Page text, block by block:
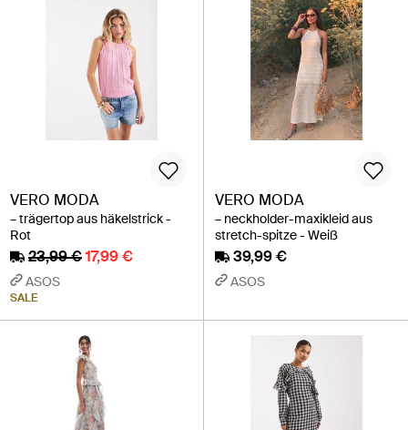
VERO MODA
– trägertop aus häkelstrick -
Rot
23,99 €17,99 €
ASOS
SALE
VERO MODA
– neckholder-maxikleid aus
stretch-spitze - Weiß
39,99 €
ASOS